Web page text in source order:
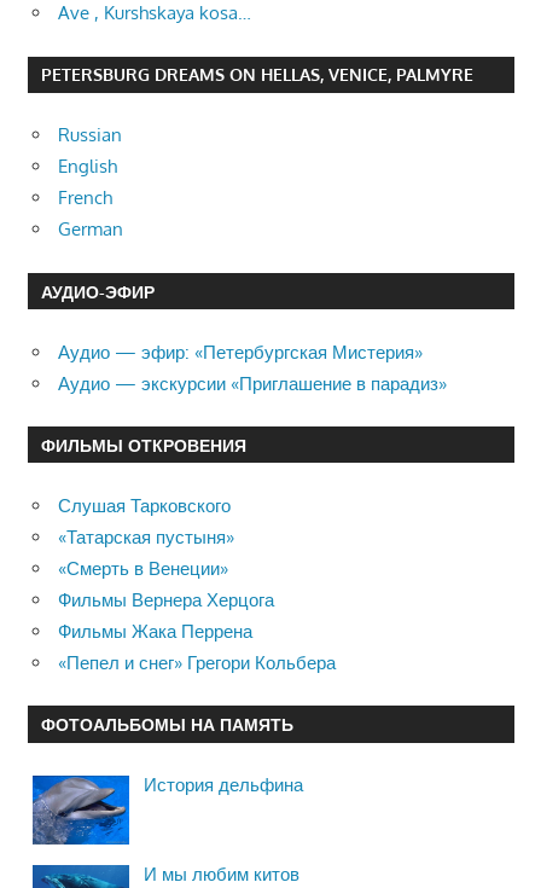
Ave , Kurshskaya kosa…
PETERSBURG DREAMS ON HELLAS, VENICE, PALMYRE
Russian
English
French
German
АУДИО-ЭФИР
Аудио — эфир: «Петербургская Мистерия»
Аудио — экскурсии «Приглашение в парадиз»
ФИЛЬМЫ ОТКРОВЕНИЯ
Слушая Тарковского
«Татарская пустыня»
«Смерть в Венеции»
Фильмы Вернера Херцога
Фильмы Жака Перрена
«Пепел и снег» Грегори Кольбера
ФОТОАЛЬБОМЫ НА ПАМЯТЬ
История дельфина
И мы любим китов